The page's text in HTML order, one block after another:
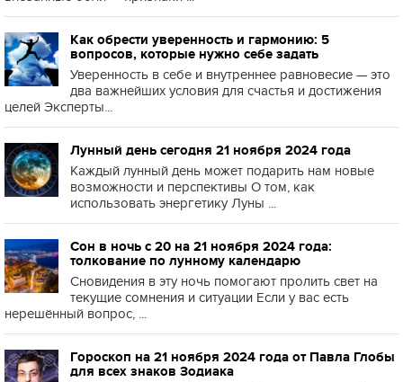
Как обрести уверенность и гармонию: 5
вопросов, которые нужно себе задать
Уверенность в себе и внутреннее равновесие — это
два важнейших условия для счастья и достижения
целей Эксперты...
Лунный день сегодня 21 ноября 2024 года
Каждый лунный день может подарить нам новые
возможности и перспективы О том, как
использовать энергетику Луны ...
Сон в ночь с 20 на 21 ноября 2024 года:
толкование по лунному календарю
Сновидения в эту ночь помогают пролить свет на
текущие сомнения и ситуации Если у вас есть
нерешённый вопрос, ...
Гороскоп на 21 ноября 2024 года от Павла Глобы
для всех знаков Зодиака